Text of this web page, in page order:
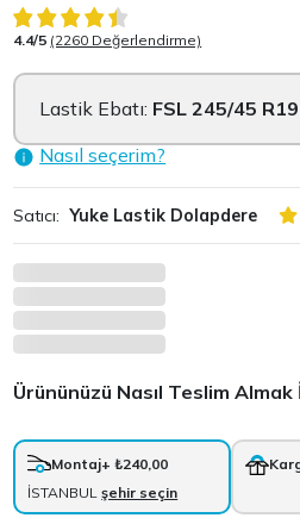
4.4/5 (2260 Değerlendirme)
Lastik Ebatı: FSL 245/45
Nasıl seçerim?
Satıcı: Yuke Lastik Dolapdere
Ürününüzü Nasıl Teslim
Montaj+ ₺240,00
İSTANBULşehir seçin